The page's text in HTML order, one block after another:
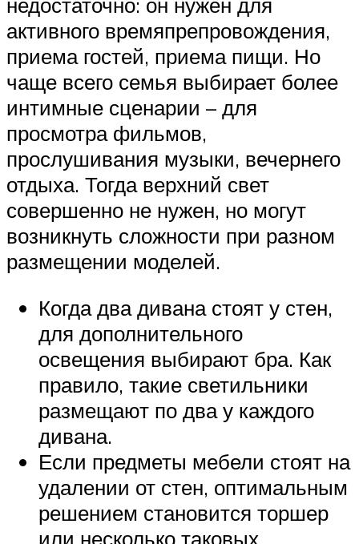
активного времяпрепровождения,
приема гостей, приема пищи. Но
чаще всего семья выбирает более
интимные сценарии – для
просмотра фильмов,
прослушивания музыки, вечернего
отдыха. Тогда верхний свет
совершенно не нужен, но могут
возникнуть сложности при разном
размещении моделей.
Когда два дивана стоят у стен,
для дополнительного
освещения выбирают бра. Как
правило, такие светильники
размещают по два у каждого
дивана.
Если предметы мебели стоят на
удалении от стен, оптимальным
решением становится торшер
или несколько таковых.